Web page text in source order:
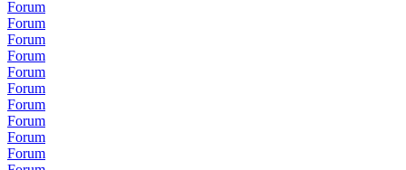
Forum
Forum
Forum
Forum
Forum
Forum
Forum
Forum
Forum
Forum